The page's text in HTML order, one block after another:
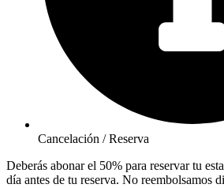
Cancelación / Reserva
Deberás abonar el 50% para reservar tu
día antes de tu reserva. No reembolsamos